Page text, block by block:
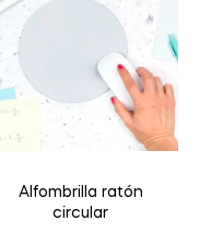
Alfombrilla ratón
circular